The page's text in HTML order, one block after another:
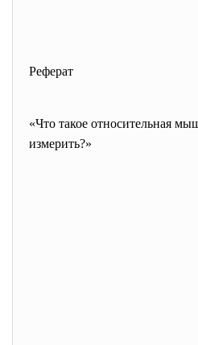
Реферат
«Что такое относительная
измерить?»